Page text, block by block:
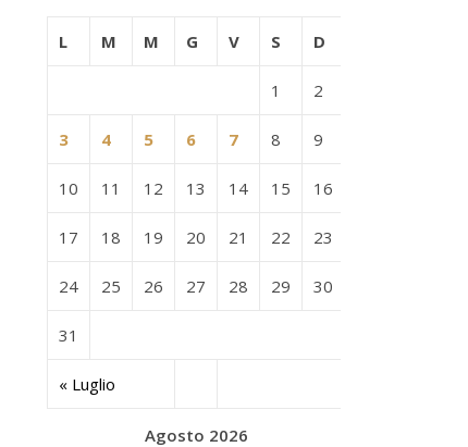
Agosto 2026
L M M G V S D
« Luglio
1 2
3 4 5 6 7 8 9
10 11 12 13 14 15 16
17 18 19 20 21 22 23
24 25 26 27 28 29 30
31